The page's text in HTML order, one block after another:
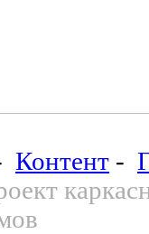
Контент -